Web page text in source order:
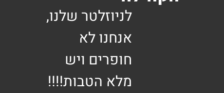
לניוזלטר שלנו,
אנחנו לא
חופרים ויש
מלא הטבות!!!!